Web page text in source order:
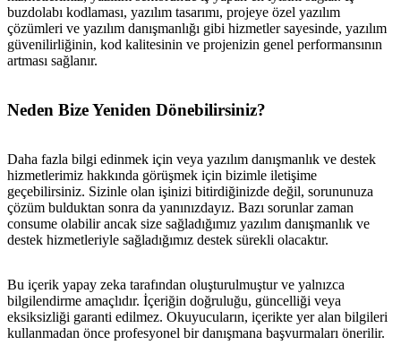
buzdolabı kodlaması, yazılım tasarımı, projeye özel yazılım
çözümleri ve yazılım danışmanlığı gibi hizmetler sayesinde, yazılım
güvenilirliğinin, kod kalitesinin ve projenizin genel performansının
artması sağlanır.
Neden Bize Yeniden Dönebilirsiniz?
Daha fazla bilgi edinmek için veya yazılım danışmanlık ve destek
hizmetlerimiz hakkında görüşmek için bizimle iletişime
geçebilirsiniz. Sizinle olan işinizi bitirdiğinizde değil, sorununuza
çözüm bulduktan sonra da yanınızdayız. Bazı sorunlar zaman
consume olabilir ancak size sağladığımız yazılım danışmanlık ve
destek hizmetleriyle sağladığımız destek sürekli olacaktır.
Bu içerik yapay zeka tarafından oluşturulmuştur ve yalnızca
bilgilendirme amaçlıdır. İçeriğin doğruluğu, güncelliği veya
eksiksizliği garanti edilmez. Okuyucuların, içerikte yer alan bilgileri
kullanmadan önce profesyonel bir danışmana başvurmaları önerilir.